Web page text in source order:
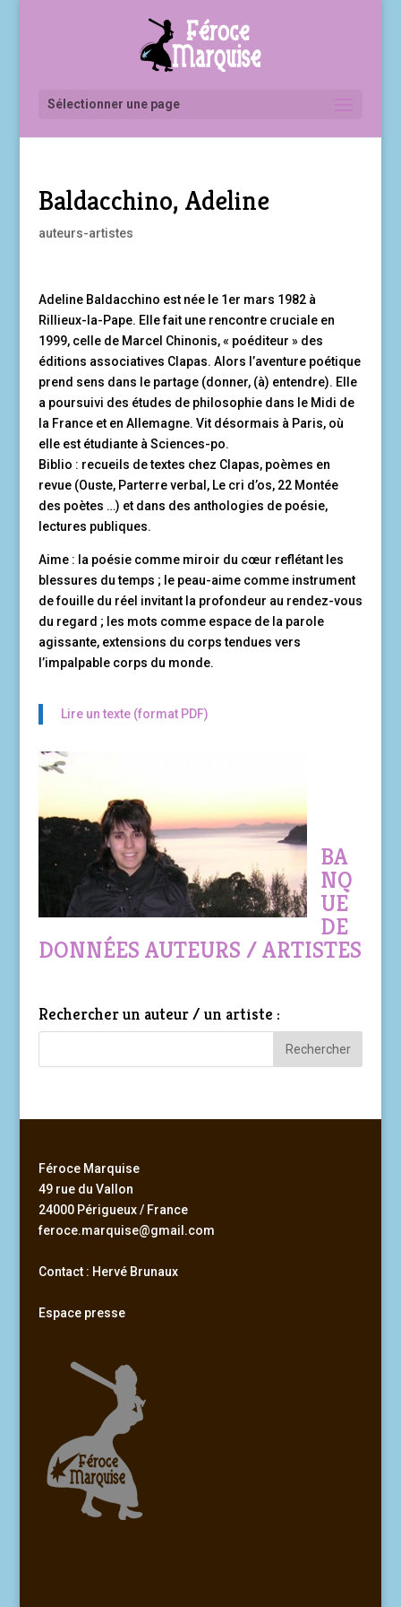
Sélectionner une page
Baldacchino, Adeline
auteurs-artistes
Adeline Baldacchino est née le 1er mars 1982 à
Rillieux-la-Pape. Elle fait une rencontre cruciale en
1999, celle de Marcel Chinonis, « poéditeur » des
éditions associatives Clapas. Alors l’aventure poétique
prend sens dans le partage (donner, (à) entendre). Elle
a poursuivi des études de philosophie dans le Midi de
la France et en Allemagne. Vit désormais à Paris, où
elle est étudiante à Sciences-po.
Biblio : recueils de textes chez Clapas, poèmes en
revue (Ouste, Parterre verbal, Le cri d’os, 22 Montée
des poètes …) et dans des anthologies de poésie,
lectures publiques.
Aime : la poésie comme miroir du cœur reflétant les
blessures du temps ; le peau-aime comme instrument
de fouille du réel invitant la profondeur au rendez-vous
du regard ; les mots comme espace de la parole
agissante, extensions du corps tendues vers
l’impalpable corps du monde.
Lire un texte (format PDF)
BA
NQ
UE
DE
DONNÉES AUTEURS / ARTISTES
Rechercher un auteur / un artiste :
Féroce Marquise
49 rue du Vallon
24000 Périgueux / France
feroce.marquise@gmail.com
Contact : Hervé Brunaux
Espace presse